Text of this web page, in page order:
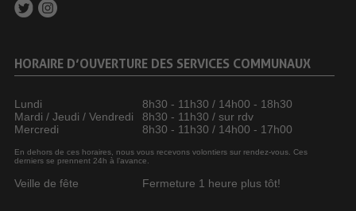
HORAIRE D’OUVERTURE DES SERVICES COMMUNAUX
Lundi
8h30 - 11h30 / 14h00 - 18h30
Mardi / Jeudi / Vendredi
8h30 - 11h30 / sur rdv
Mercredi
8h30 - 11h30 / 14h00 - 17h00
En dehors de ces horaires, nous vous recevons volontiers sur rendez-vous. Ces
derniers se prennent 24h à l’avance.
Veille de fête Fermeture 1 heure plus tôt!